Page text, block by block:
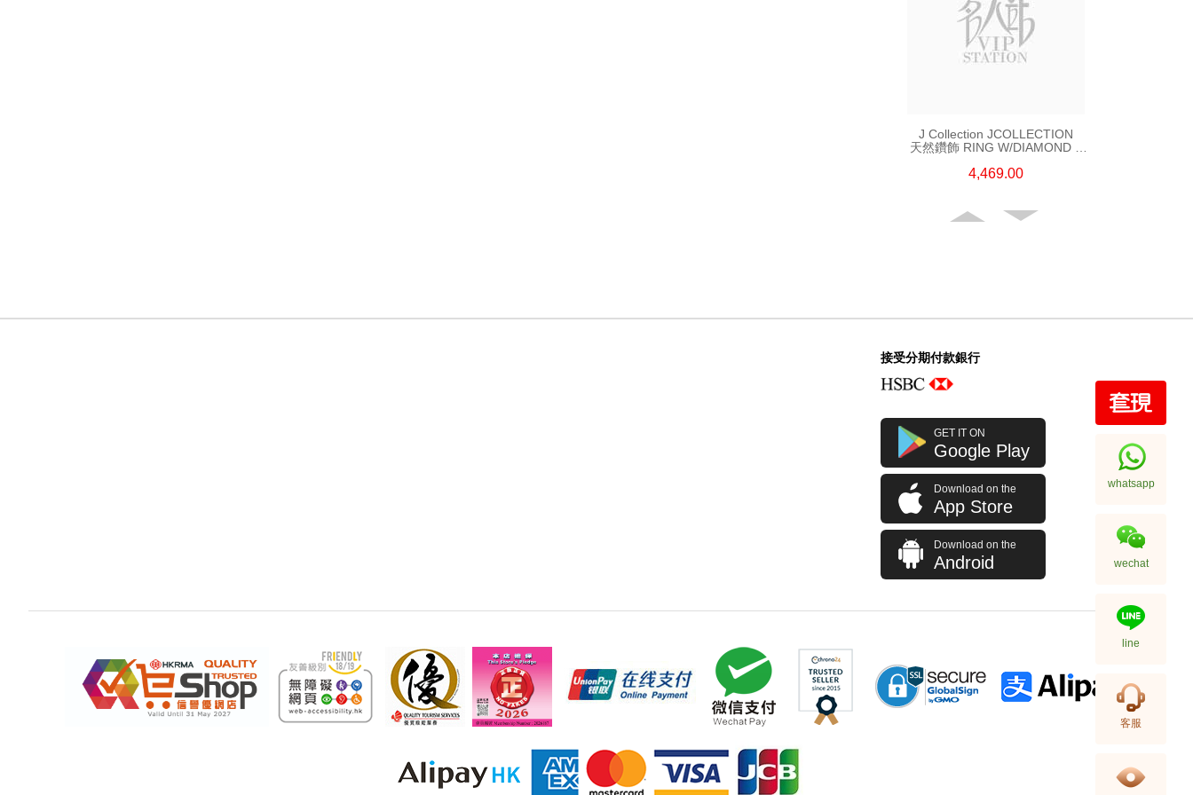
J Collection JCOLLECTION
天然鑽飾 RING W/DIAMOND 5
CT18KR 2.62 GM (EUR 55)
4,469.00
J Collection JCOLLECTION
天然鑽飾 RING W/DIAMOND 70
RDDI 0.63 CT18KW 4.45 GM
(CZ)
7,114.00
接受分期付款銀行
GET IT ON
Google Play
Download on the
App Store
Download on the
Android
whatsapp
wechat
line
客服